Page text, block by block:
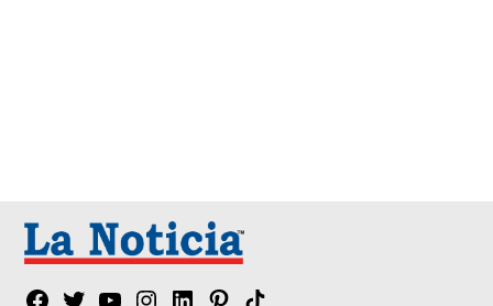
Facebook
TwitterYouTubeInstagram
LinkedinPinterest
Tik